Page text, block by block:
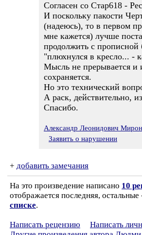
Согласен со Стар618 -
И поскольку пакости
(надеюсь), то в первом
мне кажется) лучше
продолжить с прописной
"плюхнулся в кресло... -
Мысль не прерывается и
сохраняется.
Но это технический
А раск, действительно,
Спасибо.
Александр Леонидович
Заявить о нарушении
+ добавить замечания
На это произведение написано 10
отображается последняя, остальные
списке.
Написать рецензию
Написать